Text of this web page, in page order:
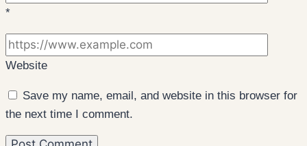
*
Website
Save my name, email, and website in this browser for
the next time I comment.